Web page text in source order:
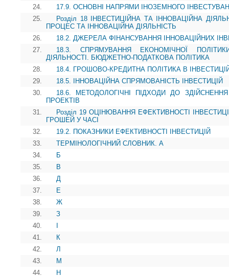
24.
17.9. ОСНОВНІ НАПРЯМИ ІНОЗЕМНОГО
25.
Розділ 18 ІНВЕСТИЦІЙНА ТА ІННОВАЦІЙНА
ПРОЦЕС ТА ІННОВАЦІЙНА ДІЯЛЬНІСТЬ
26.
18.2. ДЖЕРЕЛА ФІНАНСУВАННЯ ІННОВАЦІЙНИХ
27.
18.3. СПРЯМУВАННЯ ЕКОНОМІЧНОЇ
ДІЯЛЬНОСТІ. БЮДЖЕТНО-ПОДАТКОВА ПОЛІТИКА
28.
18.4. ГРОШОВО-КРЕДИТНА ПОЛІТИКА В
29.
18.5. ІННОВАЦІЙНА СПРЯМОВАНІСТЬ ІНВЕСТИЦІЙ
30.
18.6. МЕТОДОЛОГІЧНІ ПІДХОДИ ДО
ПРОЕКТІВ
31.
Розділ 19 ОЦІНЮВАННЯ ЕФЕКТИВНОСТІ
ГРОШЕЙ У ЧАСІ
32.
19.2. ПОКАЗНИКИ ЕФЕКТИВНОСТІ ІНВЕСТИЦІЙ
33.
ТЕРМІНОЛОГІЧНИЙ СЛОВНИК. А
34.
Б
35.
В
36.
Д
37.
Е
38.
Ж
39.
З
40.
41.
К
42.
Л
43.
М
44.
Н